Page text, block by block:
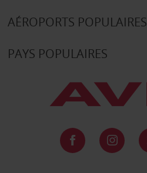
AÉROPORTS POPULAIRES
PAYS POPULAIRES